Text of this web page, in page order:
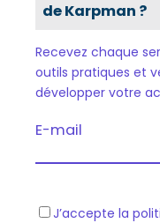
de Karpman ?
Recevez chaque
outils pratiques et
développer votre
E-mail
R J’accepte la